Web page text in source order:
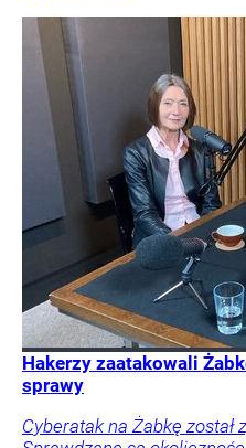
Hakerzy zaatakowali
sprawy
Cyberatak na Żabkę został